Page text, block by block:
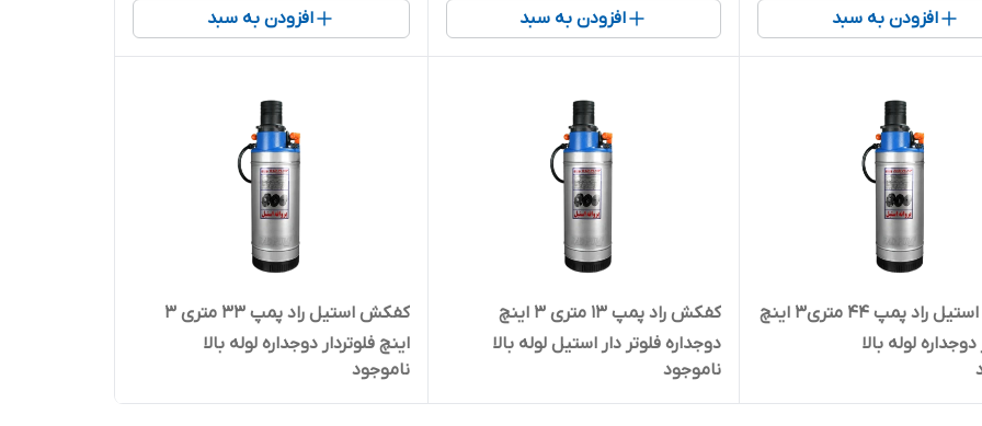
افزودن به سبد افزودن به سبد افزودن به سبد
کفکش استیل راد پمپ ۴۴ متری۳ اینچ
دوجداره لوله بالا
کفکش راد پمپ ۱۳ متری ۳ اینچ
دوجداره فلوتر دار استیل لوله بالا
ناموجود
کفکش استیل راد پمپ ۳۳ متری ۳
اینچ فلوتردار دوجداره لوله بالا
ناموجود